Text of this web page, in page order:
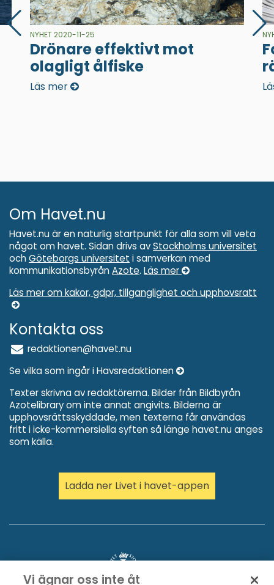
NYHET 2020-11-25
Drönare effektivt mot
olagligt ålfiske
Läs mer
Om Havet.nu
Havet.nu är en naturlig startpunkt för alla som vill veta
något om havet. Sidan drivs avStockholms universitet
och Göteborgs universitet i samverkan med
kommunikationsbyrån Azote. Läs mer
Läs mer om kakor, gdpr, tillganglighet och upphovsratt
Kontakta oss
redaktionen@havet.nu
Se vilka som ingår i Havsredaktionen
Texter skrivna av redaktörerna. Bilder från Bildbyrån
Azotelibrary om inte annat angivits. Bilderna är
upphovsrättsskyddade, men texterna får användas
fritt i icke-kommersiella syften så länge havet.nu anges
som källa.
Ladda ner Livet i havet-appen
Vi ägnar oss inte åt